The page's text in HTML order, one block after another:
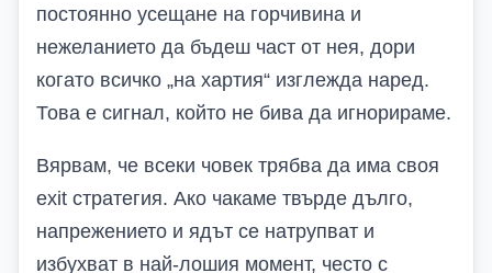
постоянно усещане на горчивина и
нежеланието да бъдеш част от нея, дори
когато всичко „на хартия“ изглежда наред.
Това е сигнал, който не бива да игнорираме.
Вярвам, че всеки човек трябва да има своя
exit стратегия. Ако чакаме твърде дълго,
напрежението и ядът се натрупват и
избухват в най-лошия момент, често с